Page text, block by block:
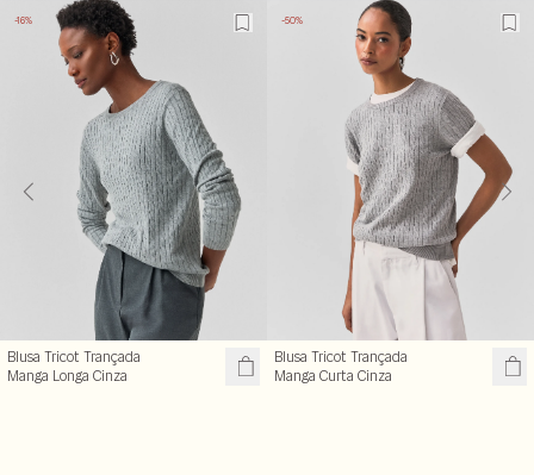
-16%
Blusa Tricot Trançada
Manga Longa Cinza
-50%
Blusa Tricot Trançada
Manga Curta Cinza